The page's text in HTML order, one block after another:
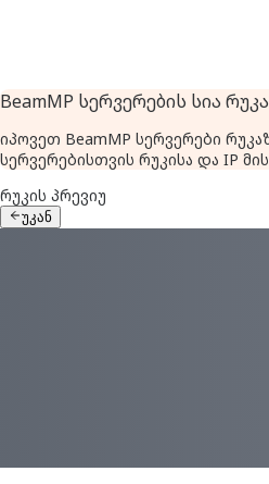
BeamMP სერვერების სია
იპოვეთ BeamMP სერვერები
სერვერებისთვის რუკისა და IP
რუკის პრევიუ
უკან